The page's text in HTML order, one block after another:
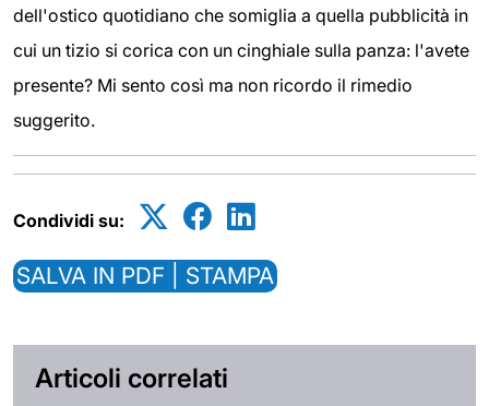
dell'ostico quotidiano che somiglia a quella pubblicità in
cui un tizio si corica con un cinghiale sulla panza: l'avete
presente? Mi sento così ma non ricordo il rimedio
suggerito.
Condividi su:
SALVA IN PDF | STAMPA
Articoli correlati